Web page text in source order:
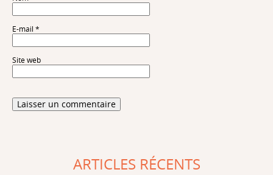
E-mail *
Site web
ARTICLES RÉCENTS